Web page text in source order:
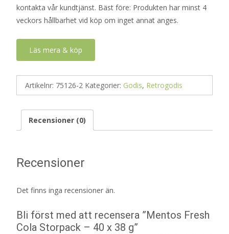
kontakta vår kundtjänst. Bäst före: Produkten har minst 4
veckors hållbarhet vid köp om inget annat anges.
Läs mera & köp
Artikelnr: 75126-2 Kategorier: Godis, Retrogodis
Recensioner (0)
Recensioner
Det finns inga recensioner än.
Bli först med att recensera ”Mentos Fresh
Cola Storpack – 40 x 38 g”